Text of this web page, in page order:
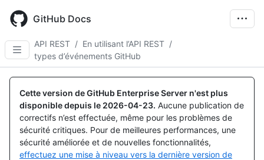
main
content
GitHub Docs
API REST / En utilisant l’API REST /
types d’événements GitHub
Cette version de GitHub Enterprise Server n'est plus
disponible depuis le 2026-04-23. Aucune publication de
correctifs n’est effectuée, même pour les problèmes de
sécurité critiques. Pour de meilleures performances, une
sécurité améliorée et de nouvelles fonctionnalités,
effectuez une mise à niveau vers la dernière version de